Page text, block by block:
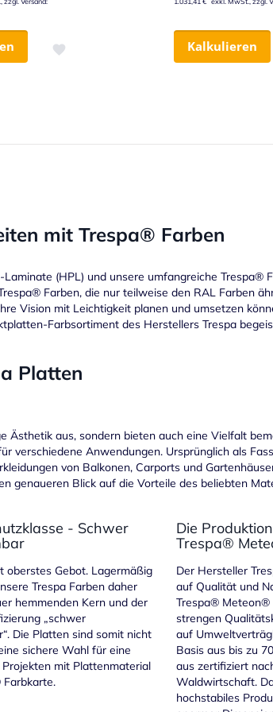
Zur Wunschliste hinzufügen
Kalkulieren
mit Trespa® Farben
(HPL) und unsere umfangreiche Trespa®
Farben, die nur teilweise den RAL Farben
Vision mit Leichtigkeit planen und umsetzen
Farbsortiment des Herstellers Trespa
Platten
Ästhetik aus, sondern bieten auch eine Vielfalt
verschiedene Anwendungen. Ursprünglich als
von Balkonen, Carports und
genaueren Blick auf die Vorteile des beliebten
- Schwer
oberstes Gebot. Lagermäßig
Trespa Farben daher
hemmenden Kern und der
„schwer
Die Platten sind somit nicht
sichere Wahl für eine
mit Plattenmaterial
Die
Trespa®
Der Hersteller
auf Qualität und
Trespa®
strengen
auf
Basis aus bis zu
aus zertifiziert
Waldwirtschaft.
hochstabiles